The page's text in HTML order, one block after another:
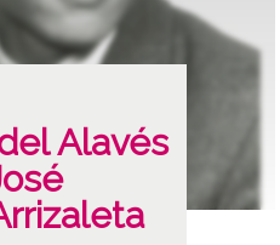
Alavés